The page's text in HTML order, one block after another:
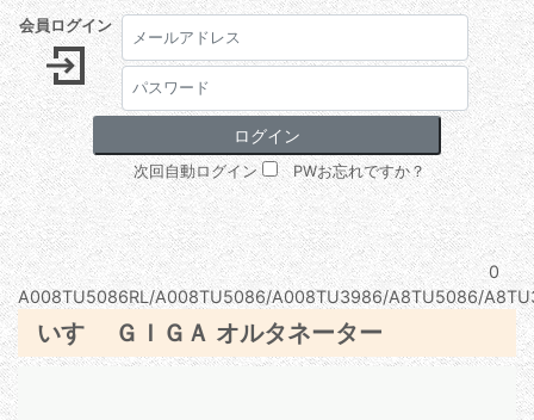
会員ログイン
次回自動ログイン PWお忘れですか？
0
A008TU5086RL/A008TU5086/A008TU3986/A8TU5086/
いすゞ ＧＩＧＡ オルタネーター